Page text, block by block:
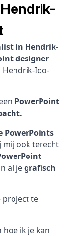
in Hendrik-
designer
Hendrik-Ido-
PowerPoint
PowerPoints
mij ook terecht
al jegrafisch
project te
ik je kan